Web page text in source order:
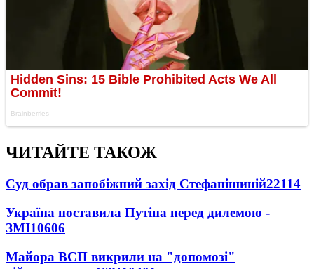
ЧИТАЙТЕ ТАКОЖ
Суд обрав запобіжний захід Стефанішиній22114
Україна поставила Путіна перед дилемою -
ЗМІ10606
Майора ВСП викрили на "допомозі"